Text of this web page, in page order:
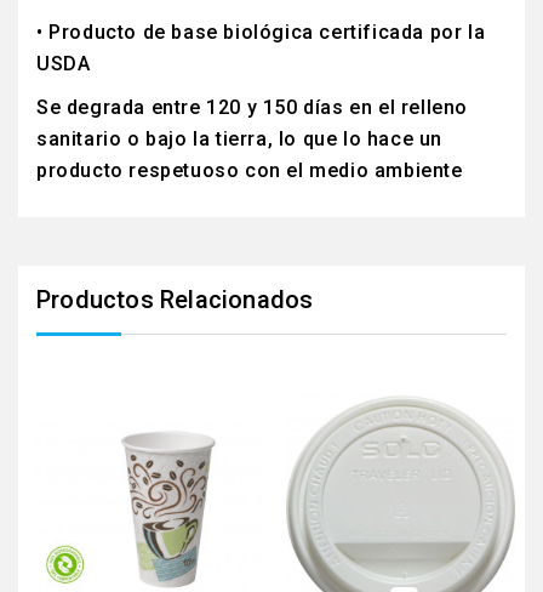
• Producto de base biológica certificada por la
USDA
Se degrada entre 120 y 150 días en el relleno
sanitario o bajo la tierra, lo que lo hace un
producto respetuoso con el medio ambiente
Productos Relacionados